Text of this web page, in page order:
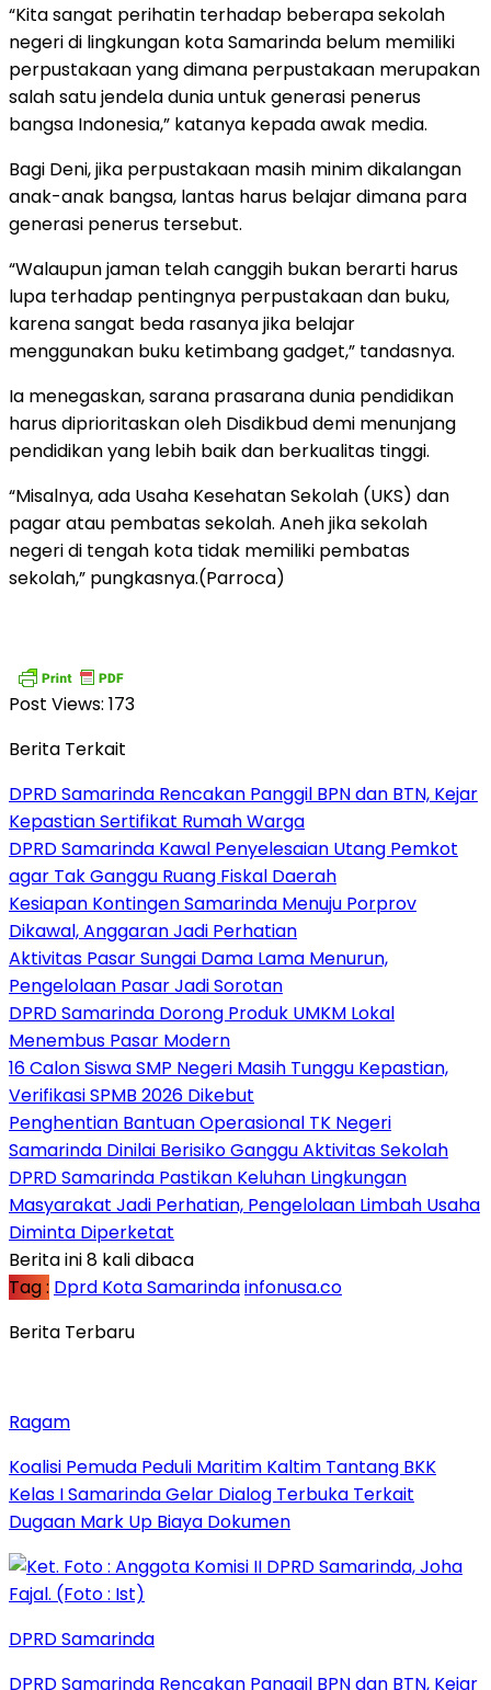
“Kita sangat perihatin terhadap beberapa sekolah
negeri di lingkungan kota Samarinda belum memiliki
perpustakaan yang dimana perpustakaan merupakan
salah satu jendela dunia untuk generasi penerus
bangsa Indonesia,” katanya kepada awak media.
Bagi Deni, jika perpustakaan masih minim dikalangan
anak-anak bangsa, lantas harus belajar dimana para
generasi penerus tersebut.
“Walaupun jaman telah canggih bukan berarti harus
lupa terhadap pentingnya perpustakaan dan buku,
karena sangat beda rasanya jika belajar
menggunakan buku ketimbang gadget,” tandasnya.
Ia menegaskan, sarana prasarana dunia pendidikan
harus diprioritaskan oleh Disdikbud demi menunjang
pendidikan yang lebih baik dan berkualitas tinggi.
“Misalnya, ada Usaha Kesehatan Sekolah (UKS) dan
pagar atau pembatas sekolah. Aneh jika sekolah
negeri di tengah kota tidak memiliki pembatas
sekolah,” pungkasnya.(Parroca)
Post Views: 173
Berita Terkait
DPRD Samarinda Rencakan Panggil BPN dan BTN, Kejar
Kepastian Sertifikat Rumah Warga
DPRD Samarinda Kawal Penyelesaian Utang Pemkot
agar Tak Ganggu Ruang Fiskal Daerah
Kesiapan Kontingen Samarinda Menuju Porprov
Dikawal, Anggaran Jadi Perhatian
Aktivitas Pasar Sungai Dama Lama Menurun,
Pengelolaan Pasar Jadi Sorotan
DPRD Samarinda Dorong Produk UMKM Lokal
Menembus Pasar Modern
16 Calon Siswa SMP Negeri Masih Tunggu Kepastian,
Verifikasi SPMB 2026 Dikebut
Penghentian Bantuan Operasional TK Negeri
Samarinda Dinilai Berisiko Ganggu Aktivitas Sekolah
DPRD Samarinda Pastikan Keluhan Lingkungan
Masyarakat Jadi Perhatian, Pengelolaan Limbah Usaha
Diminta Diperketat
Berita ini 8 kali dibaca
Tag : Dprd Kota Samarindainfonusa.co
Berita Terbaru
Ragam
Koalisi Pemuda Peduli Maritim Kaltim Tantang BKK
Kelas I Samarinda Gelar Dialog Terbuka Terkait
Dugaan Mark Up Biaya Dokumen
DPRD Samarinda
DPRD Samarinda Rencakan Panggil BPN dan BTN, Kejar